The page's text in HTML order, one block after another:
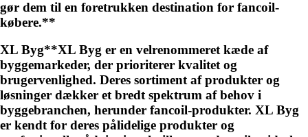
gør dem til en foretrukken destination for fancoil-
købere.**
XL Byg**XL Byg er en velrenommeret kæde af
byggemarkeder, der prioriterer kvalitet og
brugervenlighed. Deres sortiment af produkter og
løsninger dækker et bredt spektrum af behov i
byggebranchen, herunder fancoil-produkter. XL Byg
er kendt for deres pålidelige produkter og